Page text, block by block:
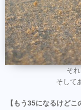
そ
そして
【もう35になるけど